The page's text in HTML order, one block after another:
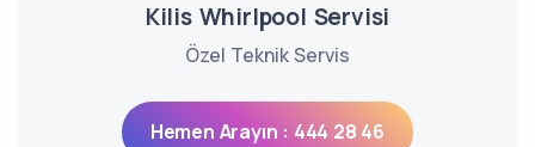
Kilis Whirlpool Servisi
Özel Teknik Servis
Hemen Arayın : 444 28 46